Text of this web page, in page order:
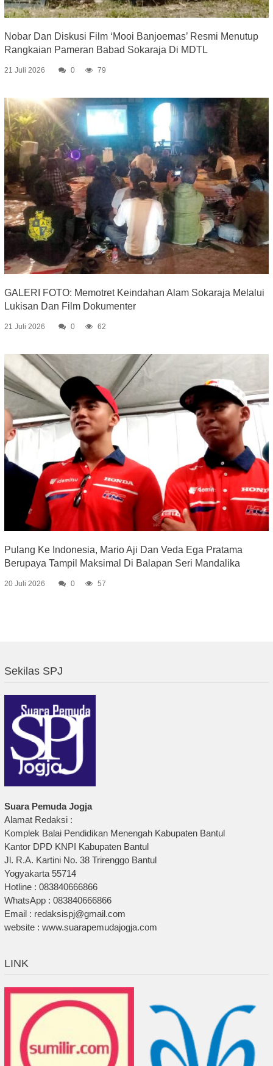
Nobar Dan Diskusi Film ‘Mooi Banjoemas’ Resmi Menutup
Rangkaian Pameran Babad Sokaraja Di MDTL
21 Juli 2026 0 79
GALERI FOTO: Memotret Keindahan Alam Sokaraja Melalui
Lukisan Dan Film Dokumenter
21 Juli 2026 0 62
Pulang Ke Indonesia, Mario Aji Dan Veda Ega Pratama
Berupaya Tampil Maksimal Di Balapan Seri Mandalika
20 Juli 2026 0 57
Sekilas SPJ
Suara Pemuda Jogja
Alamat Redaksi :
Komplek Balai Pendidikan Menengah Kabupaten Bantul
Kantor DPD KNPI Kabupaten Bantul
Jl. R.A. Kartini No. 38 Trirenggo Bantul
Yogyakarta 55714
Hotline : 083840666866
WhatsApp : 083840666866
Email : redaksispj@gmail.com
website : www.suarapemudajogja.com
LINK